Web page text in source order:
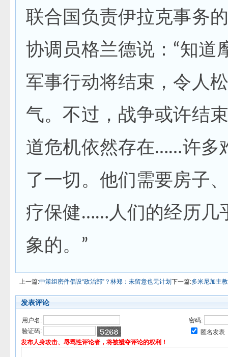
联合国负责伊拉克事务
协调员格兰德说：“知道
军事行动将结束，令人
气。不过，战争或许结
道危机依然存在……许多
了一切。他们需要房子
疗保健……人们的经历几
象的。”
上一篇:中策组密件倡设“政治部”？林郑：未留意也无计划 下一篇:多米尼加主
发表评论
用户名:
密码:
验证码:
匿名发表
发布人身攻击、辱骂性评论者，将被褫夺评论的权利！